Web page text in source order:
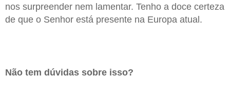
nos surpreender nem lamentar. Tenho a doce certeza
de que o Senhor está presente na Europa atual.
Não tem dúvidas sobre isso?